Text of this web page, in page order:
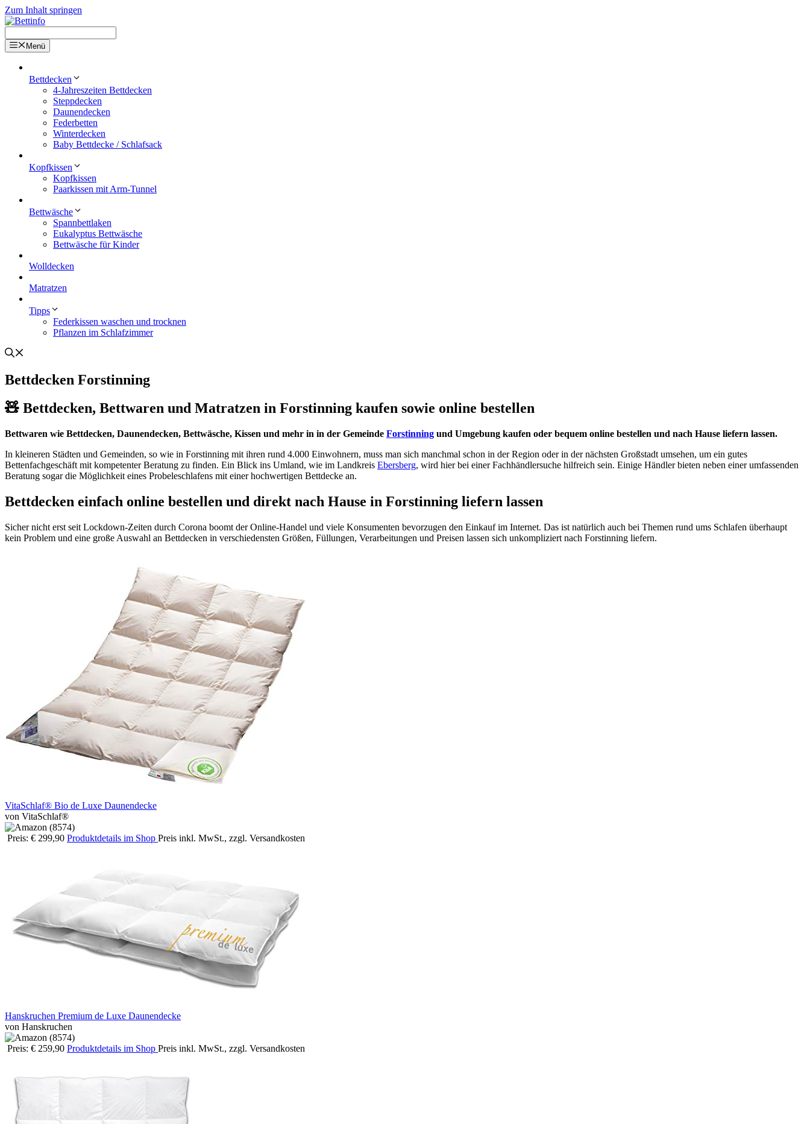
Zum Inhalt springen
Menü
Bettdecken
4-Jahreszeiten Bettdecken
Steppdecken
Daunendecken
Federbetten
Winterdecken
Baby Bettdecke / Schlafsack
Kopfkissen
Kopfkissen
Paarkissen mit Arm-Tunnel
Bettwäsche
Spannbettlaken
Eukalyptus Bettwäsche
Bettwäsche für Kinder
Wolldecken
Matratzen
Tipps
Federkissen waschen und trocknen
Pflanzen im Schlafzimmer
Bettdecken Forstinning
🧸 Bettdecken, Bettwaren und Matratzen in Forstinning kaufen sowie online bestellen
Bettwaren wie Bettdecken, Daunendecken, Bettwäsche, Kissen und mehr in in der Gemeinde Forstinning und Umgebung kaufen oder bequem online bestellen und nach Hause liefern lassen.
In kleineren Städten und Gemeinden, so wie in Forstinning mit ihren rund 4.000 Einwohnern, muss man sich manchmal schon in der Region oder in der nächsten Großstadt umsehen, um ein gutes
Bettenfachgeschäft mit kompetenter Beratung zu finden. Ein Blick ins Umland, wie im Landkreis Ebersberg, wird hier bei einer Fachhändlersuche hilfreich sein. Einige Händler bieten neben einer umfassenden
Beratung sogar die Möglichkeit eines Probeleschlafens mit einer hochwertigen Bettdecke an.
Bettdecken einfach online bestellen und direkt nach Hause in Forstinning liefern lassen
Sicher nicht erst seit Lockdown-Zeiten durch Corona boomt der Online-Handel und viele Konsumenten bevorzugen den Einkauf im Internet. Das ist natürlich auch bei Themen rund ums Schlafen überhaupt
kein Problem und eine große Auswahl an Bettdecken in verschiedensten Größen, Füllungen, Verarbeitungen und Preisen lassen sich unkompliziert nach Forstinning liefern.
VitaSchlaf® Bio de Luxe Daunendecke
von VitaSchlaf®
Preis: € 299,90 Produktdetails im Shop Preis inkl. MwSt., zzgl. Versandkosten
Hanskruchen Premium de Luxe Daunendecke
von Hanskruchen
Preis: € 259,90 Produktdetails im Shop Preis inkl. MwSt., zzgl. Versandkosten